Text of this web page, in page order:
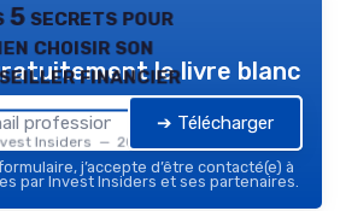
5 secrets pour
choisir son
financier
Insiders — 2026
le livre blanc
➔ Télécharger
j’accepte d’être contacté(e) à
par Invest Insiders et ses partenaires.